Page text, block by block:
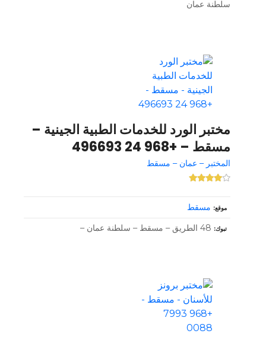
سلطنة عمان
مختبر الورد للخدمات الطبية الجينية –
مسقط – +968 24 496693
المختبر – عمان – مسقط
موقع مسقط
تبوك 48 الطريق – مسقط – سلطنة عمان –